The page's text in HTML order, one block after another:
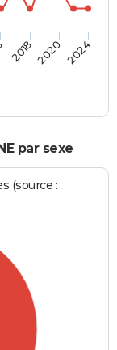
2018 2020 2024
par sexe
(source :